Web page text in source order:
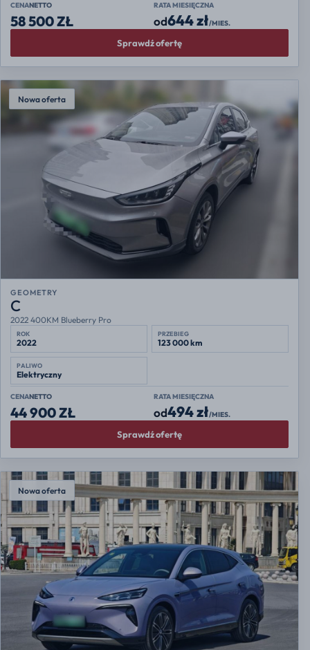
CENANETTO
58 500 ZŁ
RATA MIESIĘCZNA
od644 zł/MIES.
Sprawdź ofertę
Nowa oferta
GEOMETRY
C
2022 400KM Blueberry Pro
ROK
2022
PRZEBIEG
123 000 km
PALIWO
Elektryczny
CENANETTO
44 900 ZŁ
RATA MIESIĘCZNA
od494 zł/MIES.
Sprawdź ofertę
Nowa oferta